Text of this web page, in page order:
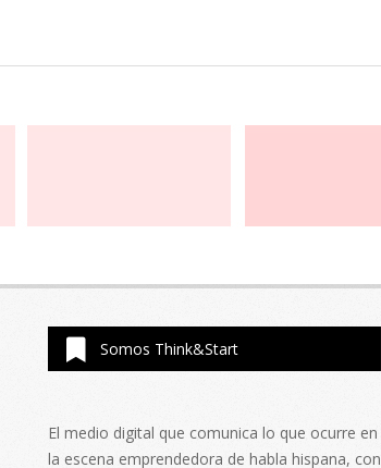
Somos Think&Start
El medio digital que comunica lo que ocurre en
la escena emprendedora de habla hispana, con